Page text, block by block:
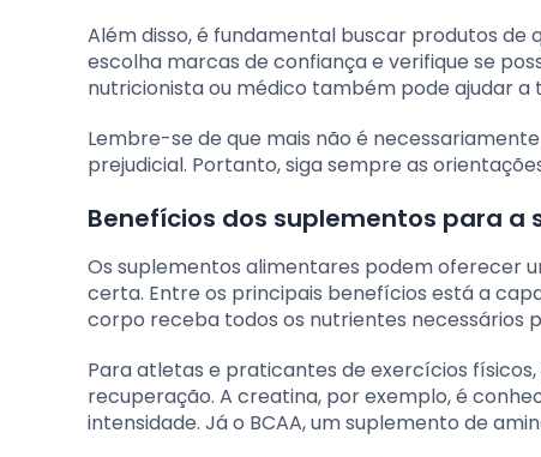
Além disso, é fundamental buscar produtos de
escolha marcas de confiança e verifique se
nutricionista ou médico também pode ajudar
Lembre-se de que mais não é
prejudicial. Portanto, siga sempre as
Benefícios dos suplementos para a
Os suplementos alimentares podem oferecer
certa. Entre os principais benefícios está a
corpo receba todos os nutrientes necessários
Para atletas e praticantes de exercícios
recuperação. A creatina, por exemplo, é
intensidade. Já o BCAA, um suplemento de